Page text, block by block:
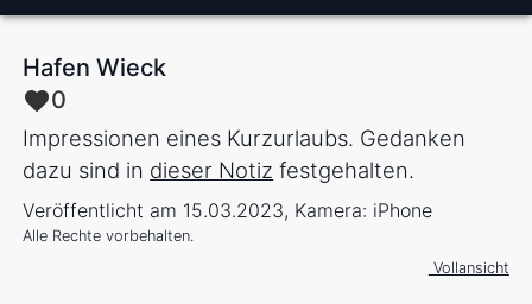
Hafen Wieck
0
Impressionen eines Kurzurlaubs. Gedanken
dazu sind in dieser Notiz festgehalten.
Veröffentlicht am 15.03.2023, Kamera: iPhone
Alle Rechte vorbehalten.
Vollansicht